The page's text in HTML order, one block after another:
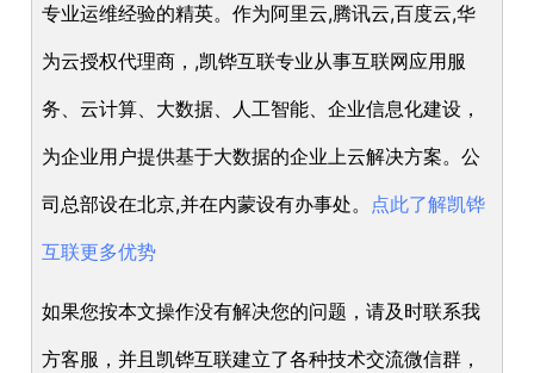
专业运维经验的精英。作为阿里云,腾讯云,百度云,华
为云授权代理商，,凯铧互联专业从事互联网应用服
务、云计算、大数据、人工智能、企业信息化建设，
为企业用户提供基于大数据的企业上云解决方案。公
司总部设在北京,并在内蒙设有办事处。
点此了解凯铧
互联更多优势
如果您按本文操作没有解决您的问题，请及时联系我
方客服，并且凯铧互联建立了各种技术交流微信群，